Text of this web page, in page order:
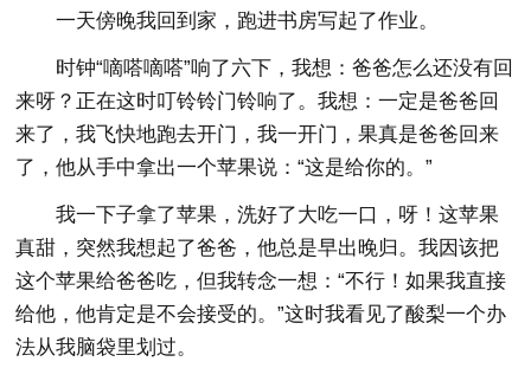
一天傍晚我回到家，跑进书房写起了作业。
时钟“嘀嗒嘀嗒”响了六下，我想：爸爸怎么还没有回
来呀？正在这时叮铃铃门铃响了。我想：一定是爸爸回
来了，我飞快地跑去开门，我一开门，果真是爸爸回来
了，他从手中拿出一个苹果说：“这是给你的。”
我一下子拿了苹果，洗好了大吃一口，呀！这苹果
真甜，突然我想起了爸爸，他总是早出晚归。我因该把
这个苹果给爸爸吃，但我转念一想：“不行！如果我直接
给他，他肯定是不会接受的。”这时我看见了酸梨一个办
法从我脑袋里划过。